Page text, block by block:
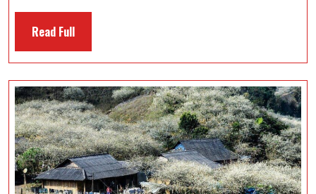
Resort
Củ
Chi
Read FullRead
Full